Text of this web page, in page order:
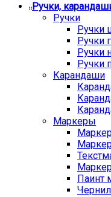
Ручки,
Ручки
Ручки
Ручки
Ручки
Ручки
Карандаши
Маркеры
Паинт